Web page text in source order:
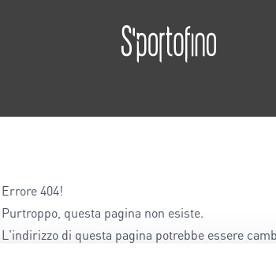
Errore 404!
Purtroppo, questa pagina non esiste.
L'indirizzo di questa pagina potrebbe essere